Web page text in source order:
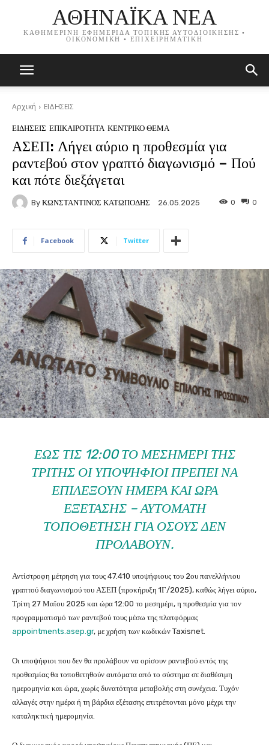
ΑΘΗΝΑΪΚΑ ΝΕΑ
ΚΑΘΗΜΕΡΙΝΗ ΕΦΗΜΕΡΙΔΑ ΤΟΠΙΚΗΣ ΑΥΤΟΔΙΟΙΚΗΣΗΣ •
ΟΙΚΟΝΟΜΙΚΗ • ΕΠΙΧΕΙΡΗΜΑΤΙΚΗ
Αρχική ΕΙΔΗΣΕΙΣ
ΕΙΔΗΣΕΙΣ ΕΠΙΚΑΙΡΟΤΗΤΑ ΚΕΝΤΡΙΚΟ ΘΕΜΑ
ΑΣΕΠ: Λήγει αύριο η προθεσμία για
ραντεβού στον γραπτό διαγωνισμό – Πού
και πότε διεξάγεται
By ΚΩΝΣΤΑΝΤΙΝΟΣ ΚΑΤΩΠΟΔΗΣ 26.05.2025 0
0
Facebook Twitter
ΈΩΣ ΤΙΣ 12:00 ΤΟ ΜΕΣΗΜΈΡΙ ΤΗΣ
ΤΡΊΤΗΣ ΟΙ ΥΠΟΨΉΦΙΟΙ ΠΡΈΠΕΙ ΝΑ
ΕΠΙΛΈΞΟΥΝ ΗΜΈΡΑ ΚΑΙ ΏΡΑ
ΕΞΈΤΑΣΗΣ – ΑΥΤΌΜΑΤΗ
ΤΟΠΟΘΈΤΗΣΗ ΓΙΑ ΌΣΟΥΣ ΔΕΝ
ΠΡΟΛΆΒΟΥΝ.
Αντίστροφη μέτρηση για τους 47.410 υποψήφιους του 2ου πανελλήνιου
γραπτού διαγωνισμού του ΑΣΕΠ (προκήρυξη 1Γ/2025), καθώς λήγει αύριο,
Τρίτη 27 Μαΐου 2025 και ώρα 12:00 το μεσημέρι, η προθεσμία για τον
προγραμματισμό των ραντεβού τους μέσω της πλατφόρμας
appointments.asep.gr, με χρήση των κωδικών Taxisnet.
Οι υποψήφιοι που δεν θα προλάβουν να ορίσουν ραντεβού εντός της
προθεσμίας θα τοποθετηθούν αυτόματα από το σύστημα σε διαθέσιμη
ημερομηνία και ώρα, χωρίς δυνατότητα μεταβολής στη συνέχεια. Τυχόν
αλλαγές στην ημέρα ή τη βάρδια εξέτασης επιτρέπονται μόνο μέχρι την
καταληκτική ημερομηνία.